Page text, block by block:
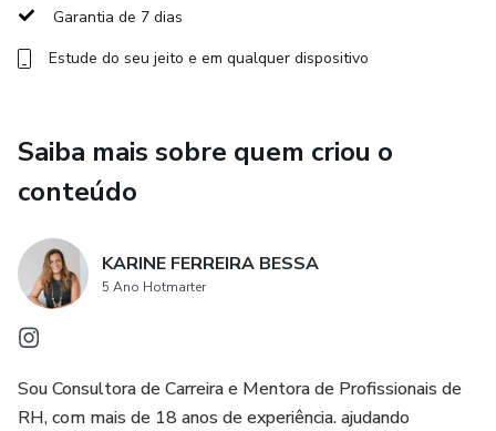
✔️ parar de depender emocionalmente da aprovação dos
✔️ enxergar possibilidades além da sobrevivência
profissional
Garantia de 7 dias
Estude do seu jeito e em qualquer dispositivo
Saiba mais sobre quem criou o
conteúdo
KARINE FERREIRA BESSA
5 Ano Hotmarter
Sou Consultora de Carreira e Mentora de Profissionais de
RH, com mais de 18 anos de experiência. ajudando